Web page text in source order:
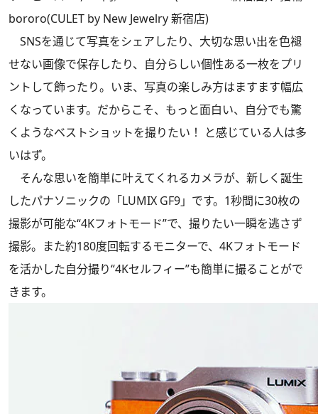
bororo(CULET by New Jewelry 新宿店)
SNSを通じて写真をシェアしたり、大切な思い出を色褪
せない画像で保存したり、自分らしい個性ある一枚をプリ
ントして飾ったり。いま、写真の楽しみ方はますます幅広
くなっています。だからこそ、もっと面白い、自分でも驚
くようなベストショットを撮りたい！ と感じている人は多
いはず。
そんな思いを簡単に叶えてくれるカメラが、新しく誕生
したパナソニックの「LUMIX GF9」です。1秒間に30枚の
撮影が可能な“4Kフォトモード”で、撮りたい一瞬を逃さず
撮影。また約180度回転するモニターで、4Kフォトモード
を活かした自分撮り“4Kセルフィー”も簡単に撮ることがで
きます。